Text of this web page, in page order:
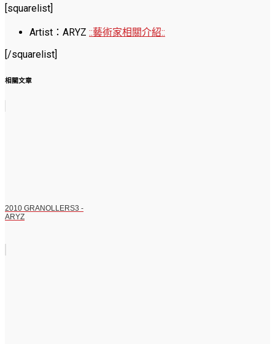
[squarelist]
Artist：ARYZ ::藝術家相關介紹::
[/squarelist]
相關文章
2010 GRANOLLERS3 -
ARYZ